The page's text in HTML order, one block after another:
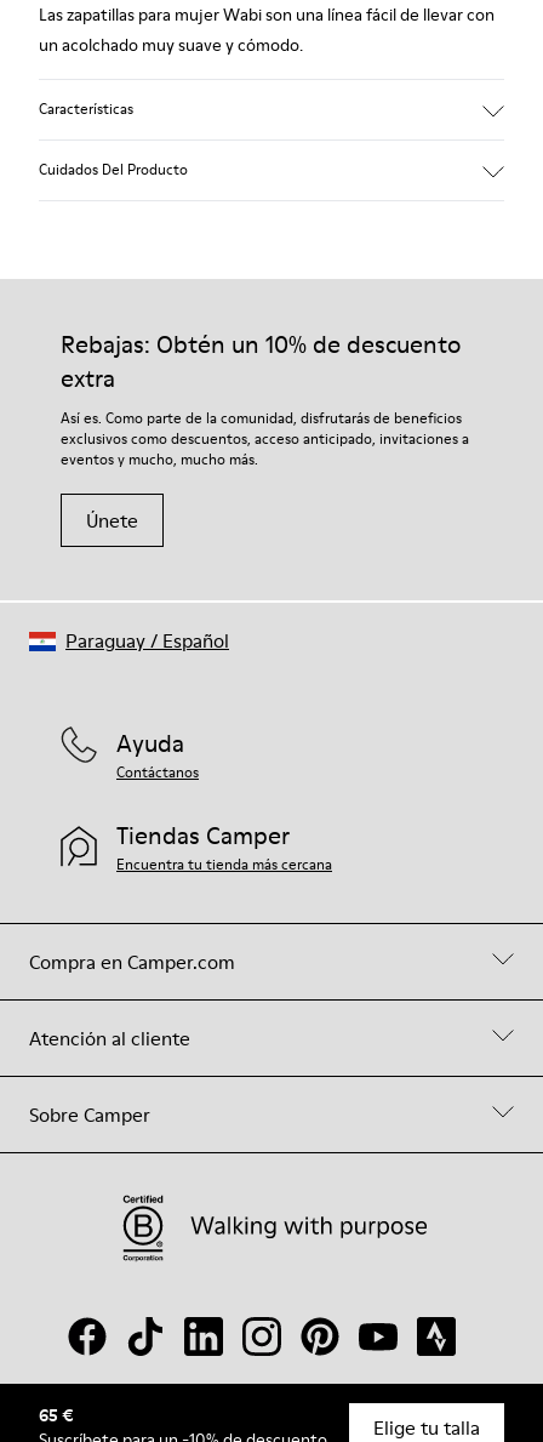
65 €
Elige tu talla
Las zapatillas para mujer Wabi son una línea fácil de llevar con
un acolchado muy suave y cómodo.
Características
Cuidados Del Producto
Nuestros zapatos se han fabricado con materiales de primera
garantizará que duren más tiempo.
Si deseas obtener información detallada sobre cómo cuidar de
tu par, visita nuestraGuía para el cuidado del calzado.
Rebajas: Obtén un 10% de descuento
extra
Así es. Como parte de la comunidad, disfrutarás de beneficios
exclusivos como descuentos, acceso anticipado, invitaciones a
eventos y mucho, mucho más.
Únete
Compra en Camper.com
Atención al cliente
Sobre Camper
Ayuda
Contáctanos
Tiendas Camper
Encuentra tu tienda más cercana
© Camper, 2026
Paraguay/ Español